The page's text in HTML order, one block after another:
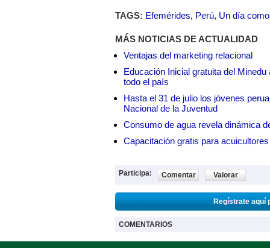
TAGS: Efemérides, Perú, Un día
MÁS NOTICIAS DE ACTUALIDAD
Ventajas del marketing relacional
Educación Inicial gratuita del
todo el país
Hasta el 31 de julio los jóvenes
Nacional de la Juventud
Consumo de agua revela dinámica
Capacitación gratis para
Participa: Comentar Valorar
Regístrate aquí
COMENTARIOS